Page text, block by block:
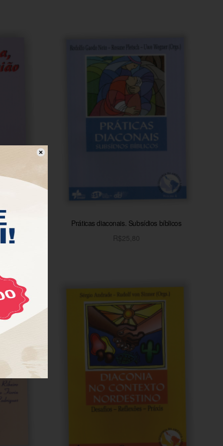
Práticas diaconais. Subsídios bíblicos
R$25,80